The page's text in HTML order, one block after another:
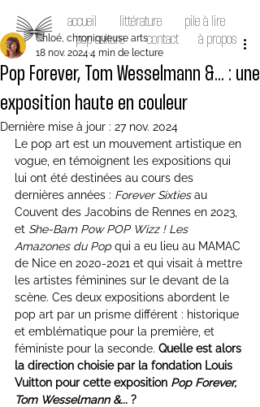
Pop Forever, Tom Wesselmann &... : une
exposition haute en couleur
Chloé, chroniqueuse arts
18 nov. 20244 min de lecture
Dernière mise à jour : 27 nov. 2024
Le pop art est un mouvement artistique en
vogue, en témoignent les expositions qui
lui ont été destinées au cours des
dernières années : Forever Sixties au
Couvent des Jacobins de Rennes en 2023,
et She-Bam Pow POP Wizz ! Les
Amazones du Pop qui a eu lieu au MAMAC
de Nice en 2020-2021 et qui visait à mettre
les artistes féminines sur le devant de la
scène. Ces deux expositions abordent le
pop art par un prisme différent : historique
et emblématique pour la première, et
féministe pour la seconde. Quelle est alors
la direction choisie par la fondation Louis
Vuitton pour cette exposition Pop Forever,
Tom Wesselmann &... ?
accueil littérature
pile à lire
pop culture
contact à propos